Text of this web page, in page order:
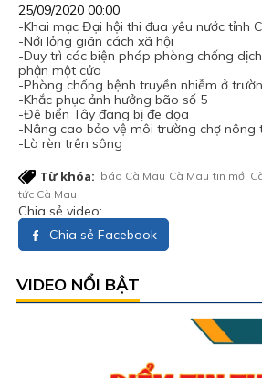
25/09/2020 00:00
-Khai mạc Đại hội thi đua yêu nước tỉnh
-Nới lỏng giãn cách xã hội
-Duy trì các biện pháp phòng chống
phận một cửa
-Phòng chống bệnh truyền nhiễm ở
-Khắc phục ảnh hưởng bão số 5
-Đê biển Tây đang bị đe dọa
-Nâng cao bảo vệ môi trường chợ nông
-Lò rèn trên sông
Từ khóa: báo Cà Mau Cà Mau tin mới
tức Cà Mau
Chia sẻ video:
Chia sẻ Facebook
VIDEO NỔI BẬT